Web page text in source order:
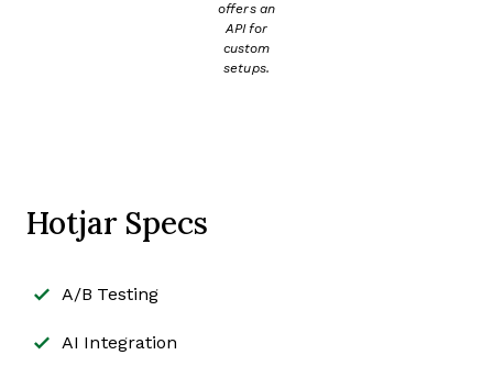
offers an
API for
custom
setups.
Hotjar Specs
A/B Testing
AI Integration